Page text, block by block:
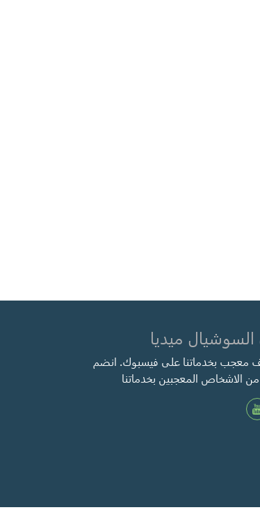
السوشيال ميديا
من 160 ألف معجب بخدماتنا على فيسبوك. انضم
الاشخاص المعجبين بخدماتنا